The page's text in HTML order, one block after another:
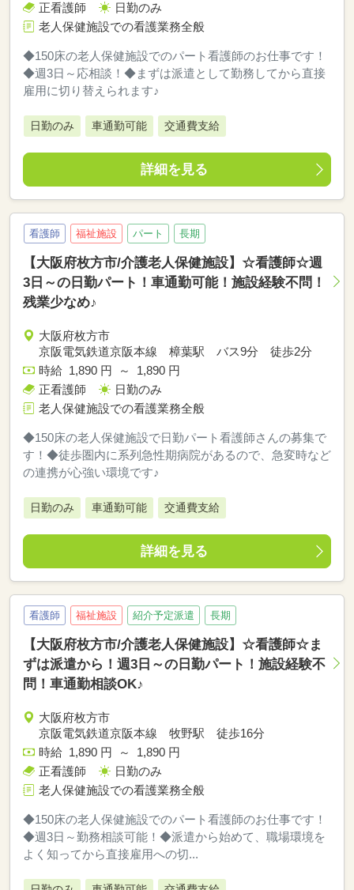
正看護師
日勤のみ
老人保健施設での看護業務全般
◆150床の老人保健施設でのパート看護師のお仕事です！
◆週3日～応相談！◆まずは派遣として勤務してから直接
雇用に切り替えられます♪
日勤のみ 車通勤可能 交通費支給
詳細を見る
看護師 福祉施設 パート 長期
【大阪府枚方市/介護老人保健施設】☆看護師☆週
3日～の日勤パート！車通勤可能！施設経験不問！
残業少なめ♪
大阪府枚方市
京阪電気鉄道京阪本線 樟葉駅 バス9分 徒歩2分
時給 1,890 円 ～ 1,890 円
正看護師
日勤のみ
老人保健施設での看護業務全般
◆150床の老人保健施設で日勤パート看護師さんの募集で
す！◆徒歩圏内に系列急性期病院があるので、急変時など
の連携が心強い環境です♪
日勤のみ 車通勤可能 交通費支給
詳細を見る
看護師 福祉施設 紹介予定派遣 長期
【大阪府枚方市/介護老人保健施設】☆看護師☆ま
ずは派遣から！週3日～の日勤パート！施設経験不
問！車通勤相談OK♪
大阪府枚方市
京阪電気鉄道京阪本線 牧野駅 徒歩16分
時給 1,890 円 ～ 1,890 円
正看護師
日勤のみ
老人保健施設での看護業務全般
◆150床の老人保健施設でのパート看護師のお仕事です！
◆週3日～勤務相談可能！◆派遣から始めて、職場環境を
よく知ってから直接雇用への切...